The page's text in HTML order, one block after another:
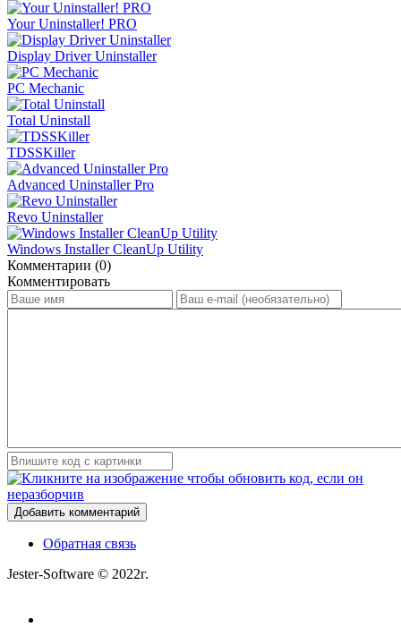
Your Uninstaller! PRO
Display Driver Uninstaller
PC Mechanic
Total Uninstall
TDSSKiller
Advanced Uninstaller Pro
Revo Uninstaller
Windows Installer CleanUp Utility
Комментарии (0)
Комментировать
Добавить комментарий
Обратная связь
Jester-Software © 2022г.